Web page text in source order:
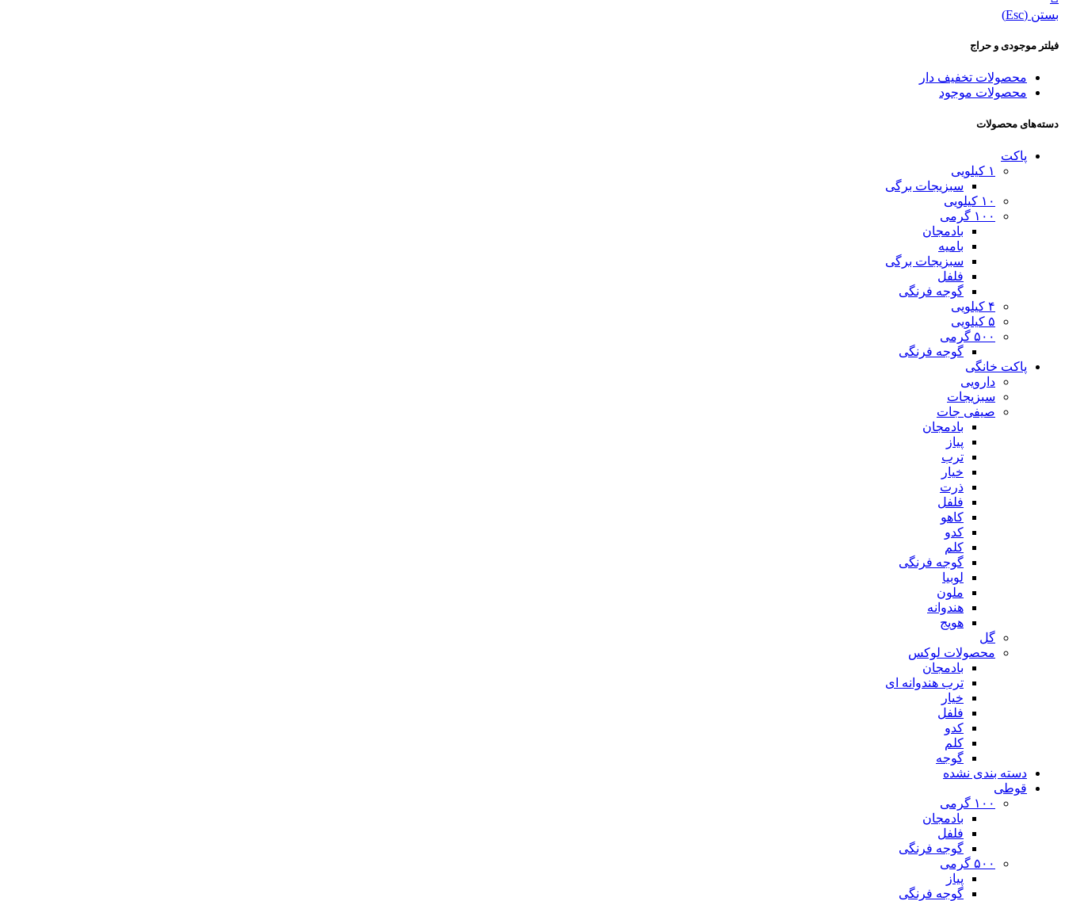
بستن (Esc)
فیلتر موجودی و حراج
محصولات تخفیف دار
محصولات موجود
دسته‌های محصولات
پاکت
۱ کیلویی
سبزیجات برگی
۱۰ کیلویی
۱۰۰ گرمی
بادمجان
بامیه
سبزیجات برگی
فلفل
گوجه فرنگی
۴ کیلویی
۵ کیلویی
۵۰۰ گرمی
گوجه فرنگی
پاکت خانگی
دارویی
سبزیجات
صیفی جات
بادمجان
پیاز
ترب
خیار
ذرت
فلفل
کاهو
کدو
کلم
گوجه فرنگی
لوبیا
ملون
هندوانه
هویج
گل
محصولات لوکس
بادمجان
ترب هندوانه ای
خیار
فلفل
کدو
کلم
گوجه
دسته بندی نشده
قوطی
۱۰۰ گرمی
بادمجان
فلفل
گوجه فرنگی
۵۰۰ گرمی
پیاز
گوجه فرنگی